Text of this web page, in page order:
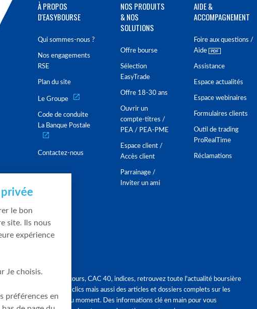
À PROPOS
D'EASYBOURSE
Qui sommes-nous ?
Nos engagements
RSE
Plan du site
Le Groupe
Code de conduite
La Banque Postale
Contactez-nous
NOS PRODUITS
& NOS
SOLUTIONS
Offre bourse
Sélection
EasyTrade
Offre 18-30 ans
Ouvrir un
compte-titres /
PEA / PEA-PME
Espace client /
Accès client
Parrainage /
Inviter un ami
AIDE &
ACCOMPAGNEMENT
Foire aux questions /
Aide
Assistance
Espace actualités
Espace webinaires
Formulaires clients
Outil de trading
ProRealTime
Réclamations
Graphique, cours, CAC 40, indices, retrouvez toute l'actualité boursière
en quelques clics mais aussi des articles et dossiers complets sur les
tendances du moment. Des informations clé en main pour vous
le bon
site. Ils nous
expérience
Je choisis.
préférences en